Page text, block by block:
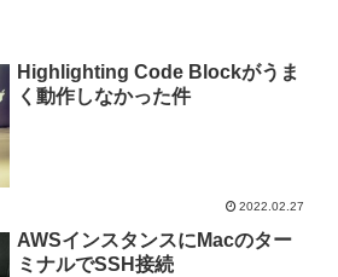
Highlighting Code Blockがうま
く動作しなかった件
2022.02.27
AWSインスタンスにMacのター
ミナルでSSH接続